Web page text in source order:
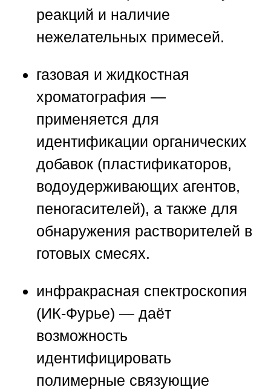
реакций и наличие
нежелательных примесей.
газовая и жидкостная
хроматография —
применяется для
идентификации органических
добавок (пластификаторов,
водоудерживающих агентов,
пеногасителей), а также для
обнаружения растворителей в
готовых смесях.
инфракрасная спектроскопия
(ИК-Фурье) — даёт
возможность
идентифицировать
полимерные связующие